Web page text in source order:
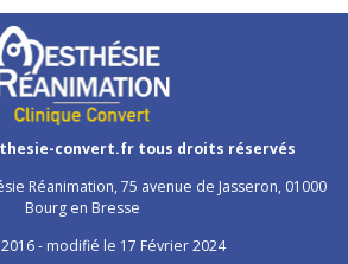
convert.fr tous droits réservés
Réanimation, 75 avenue de Jasseron, 01000
Bourg en Bresse
- modifié le 17 Février 2024